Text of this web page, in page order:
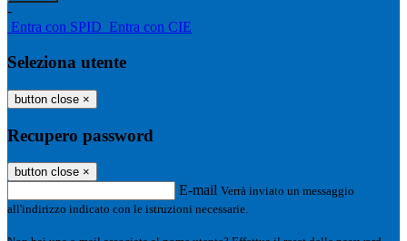
-
Entra con SPID Entra con CIE
Seleziona utente
button close ×
Recupero password
button close ×
E-mail Verrà inviato un messaggio
all'indirizzo indicato con le istruzioni necessarie.